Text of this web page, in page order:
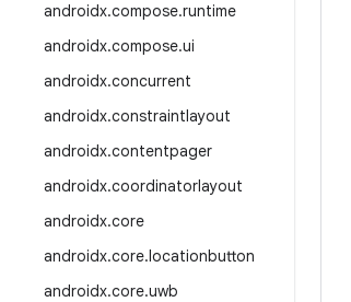
androidx.compose.runtime
androidx.compose.ui
androidx.concurrent
androidx.constraintlayout
androidx.contentpager
androidx.coordinatorlayout
androidx.core
androidx.core.locationbutton
androidx.core.uwb